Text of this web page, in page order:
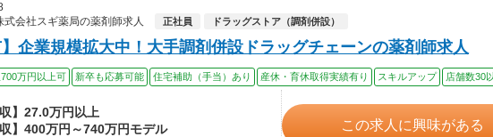
会社スギ薬局の薬剤師求人
正社員 ドラッグストア（調剤併設）
】企業規模拡大中！大手調剤併設ドラッグチェーンの薬剤師求人
万円以上可 新卒も応募可能 住宅補助（手当）あり 産休・育休取得実績有り スキルアップ 店舗数30
収】27.0万円以上
収】400万円～740万円モデル
この求人に興味がある